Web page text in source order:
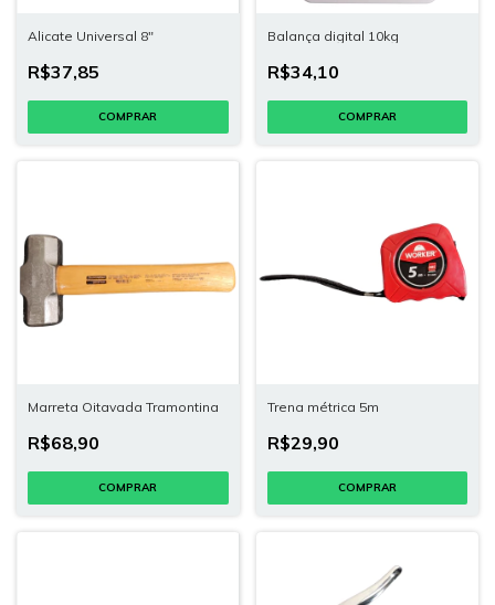
Alicate Universal 8"
R$37,85
Balança digital 10kg
R$34,10
Marreta Oitavada Tramontina
R$68,90
Trena métrica 5m
R$29,90